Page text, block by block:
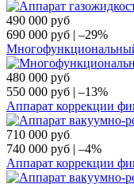
490 000 руб
690 000 руб
–29%
480 000 руб
550 000 руб
–13%
Аппарат коррекции
710 000 руб
740 000 руб
–4%
Аппарат коррекции